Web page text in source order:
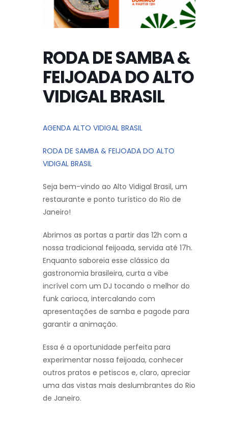
RODA DE SAMBA &
FEIJOADA DO ALTO
VIDIGAL BRASIL
AGENDA ALTO VIDIGAL BRASIL
RODA DE SAMBA & FEIJOADA DO ALTO
VIDIGAL BRASIL
Seja bem-vindo ao Alto Vidigal Brasil, um
restaurante e ponto turístico do Rio de
Janeiro!
Abrimos as portas a partir das 12h com a
nossa tradicional feijoada, servida até 17h.
Enquanto saboreia esse clássico da
gastronomia brasileira, curta a vibe
incrível com um DJ tocando o melhor do
funk carioca, intercalando com
apresentações de samba e pagode para
garantir a animação.
Essa é a oportunidade perfeita para
experimentar nossa feijoada, conhecer
outros pratos e petiscos e, claro, apreciar
uma das vistas mais deslumbrantes do Rio
de Janeiro.